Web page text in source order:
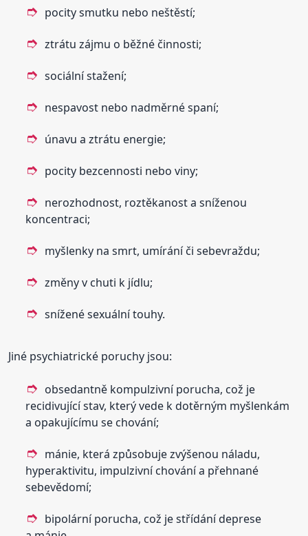
pocity smutku nebo neštěstí;
ztrátu zájmu o běžné činnosti;
sociální stažení;
nespavost nebo nadměrné spaní;
únavu a ztrátu energie;
pocity bezcennosti nebo viny;
nerozhodnost, roztěkanost a sníženou
koncentraci;
myšlenky na smrt, umírání či sebevraždu;
změny v chuti k jídlu;
snížené sexuální touhy.
Jiné psychiatrické poruchy jsou:
obsedantně kompulzivní porucha, což je
recidivující stav, který vede k dotěrným myšlenkám
a opakujícímu se chování;
mánie, která způsobuje zvýšenou náladu,
hyperaktivitu, impulzivní chování a přehnané
sebevědomí;
bipolární porucha, což je střídání deprese